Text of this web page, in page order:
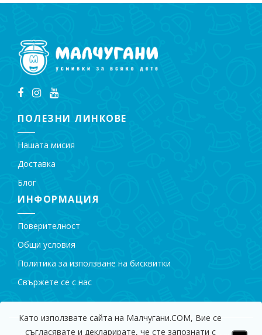
Като използвате сайта на Малчугани.COM, Вие се
съгласявате и декларирате, че сте запознати с
ПОЛЕЗНИ ЛИНКОВЕ
Нашата мисия
Доставка
Блог
ИНФОРМАЦИЯ
Поверителност
Общи условия
Политика за използване на бисквитки
Свържете се с нас